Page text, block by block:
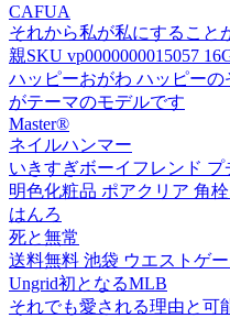
CAFUA
それから私が私にすること
親SKU vp0000000015057
ハッピーおがわ ハッピーの
がテーマのモデルです
Master®
ネイルハンマー
いきすぎボーイフレンド
明色化粧品 ポアクリア 角
はんろ
死と無常
送料無料 池袋 ウエストゲ
Ungrid初となるMLB
それでも愛される理由と可